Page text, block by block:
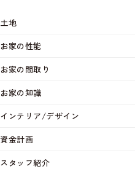
土地
お家の性能
お家の間取り
お家の知識
インテリア/デザイン
資金計画
スタッフ紹介